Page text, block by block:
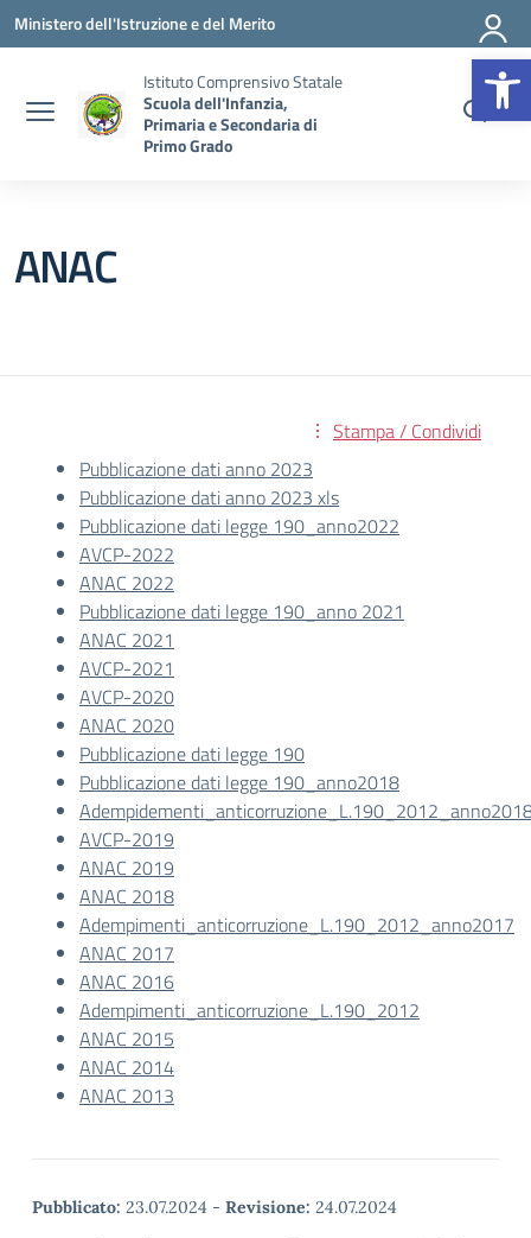
Vai ai contenuti
Vai al menu di navigazione
Vai al footer
Ministero dell'Istruzione e del Merito
Istituto Comprensivo Statale
Scuola dell'Infanzia,
Primaria e Secondaria di
Primo Grado
ANAC
Stampa / Condividi
Pubblicazione dati anno 2023
Pubblicazione dati anno 2023 xls
Pubblicazione dati legge 190_anno2022
AVCP-2022
ANAC 2022
Pubblicazione dati legge 190_anno 2021
ANAC 2021
AVCP-2021
AVCP-2020
ANAC 2020
Pubblicazione dati legge 190
Pubblicazione dati legge 190_anno2018
AVCP-2019
ANAC 2019
ANAC 2018
Adempimenti_anticorruzione_L.190_2012_anno2017
ANAC 2017
ANAC 2016
Adempimenti_anticorruzione_L.190_2012
ANAC 2015
ANAC 2014
ANAC 2013
Pubblicato: 23.07.2024 - Revisione: 24.07.2024